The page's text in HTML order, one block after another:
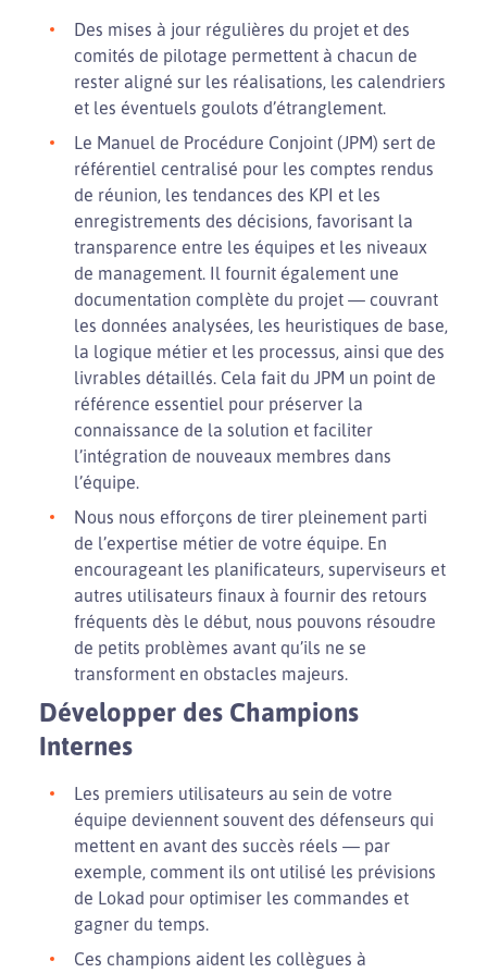
Des mises à jour régulières du projet et des
comités de pilotage permettent à chacun de
rester aligné sur les réalisations, les calendriers
et les éventuels goulots d’étranglement.
Le Manuel de Procédure Conjoint (JPM) sert de
référentiel centralisé pour les comptes rendus
de réunion, les tendances des KPI et les
enregistrements des décisions, favorisant la
transparence entre les équipes et les niveaux
de management. Il fournit également une
documentation complète du projet — couvrant
les données analysées, les heuristiques de base,
la logique métier et les processus, ainsi que des
livrables détaillés. Cela fait du JPM un point de
référence essentiel pour préserver la
connaissance de la solution et faciliter
l’intégration de nouveaux membres dans
l’équipe.
Nous nous efforçons de tirer pleinement parti
de l’expertise métier de votre équipe. En
encourageant les planificateurs, superviseurs et
autres utilisateurs finaux à fournir des retours
fréquents dès le début, nous pouvons résoudre
de petits problèmes avant qu’ils ne se
transforment en obstacles majeurs.
Développer des Champions
Internes
Les premiers utilisateurs au sein de votre
équipe deviennent souvent des défenseurs qui
mettent en avant des succès réels — par
exemple, comment ils ont utilisé les prévisions
de Lokad pour optimiser les commandes et
gagner du temps.
Ces champions aident les collègues à